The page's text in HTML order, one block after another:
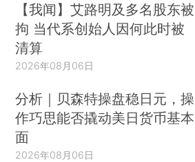
【我闻】艾路明及多名股东被
拘 当代系创始人因何此时被
清算
2026年08月06日
分析｜贝森特操盘稳日元，操
作巧思能否撬动美日货币基本
面
2026年08月06日